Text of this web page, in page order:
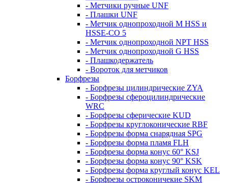
- Метчики ручные UNF
- Плашки UNF
- Метчик однопроходной M HSS и
HSSE-CO 5
- Метчик однопроходной NPT HSS
- Метчик однопроходной G HSS
- Плашкодержатель
- Вороток для метчиков
Борфрезы
- Борфрезы цилиндрические ZYA
- Борфрезы сфероцилиндрические
WRC
- Борфрезы сферические KUD
- Борфрезы круглоконические RBF
- Борфрезы форма снарядная SPG
- Борфрезы форма пламя FLH
- Борфрезы форма конус 60° KSJ
- Борфрезы форма конус 90° KSK
- Борфрезы форма круглый конус KEL
- Борфрезы остроконичекие SKM